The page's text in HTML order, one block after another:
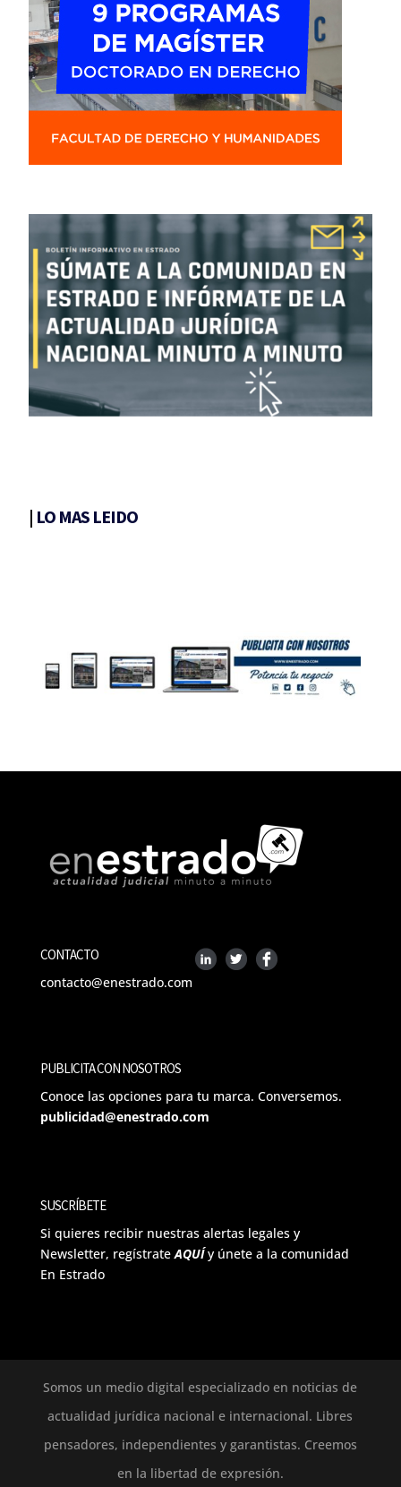
| LO MAS LEIDO
CONTACTO
contacto@enestrado.com
PUBLICITA CON NOSOTROS
Conoce las opciones para tu marca. Conversemos.
publicidad@enestrado.com
SUSCRÍBETE
Si quieres recibir nuestras alertas legales y
Newsletter, regístrateAQUÍ y únete a la comunidad
En Estrado
Somos un medio digital especializado en noticias de
actualidad jurídica nacional e internacional. Libres
pensadores, independientes y garantistas. Creemos
en la libertad de expresión.